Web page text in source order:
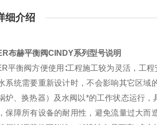
细介绍
布赫平衡阀CINDY系列型号说明
平衡阀方便使用∶工程施工较为灵活，工
系统需要重新设计时，不会影响其它区域
炉、换热器）及水阀以*的工作状态运行
保障所有设备的耐用性，避免流量过大而